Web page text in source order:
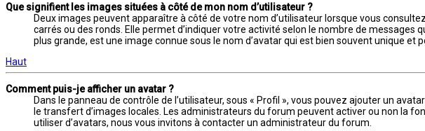
Que signifient les images situées à côté de mon nom d’utilisateur ?
Deux images peuvent apparaître à côté de votre nom d’utilisateur lorsque vous
carrés ou des ronds. Elle permet d’indiquer votre activité selon le nombre de
plus grande, est une image connue sous le nom d’avatar qui est bien souvent unique et
Haut
Comment puis-je afficher un avatar ?
Dans le panneau de contrôle de l’utilisateur, sous « Profil », vous pouvez ajouter un
le transfert d’images locales. Les administrateurs du forum peuvent activer ou non la
utiliser d’avatars, nous vous invitons à contacter un administrateur du forum.